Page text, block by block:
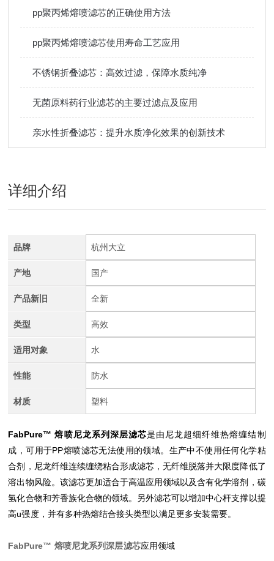
pp聚丙烯熔喷滤芯的正确使用方法
pp聚丙烯熔喷滤芯使用寿命工艺应用
不锈钢折叠滤芯：高效过滤，保障水质纯净
无菌原料药行业滤芯的主要过滤点及应用
亲水性折叠滤芯：提升水质净化效果的创新技术
详细介绍
品牌 杭州大立
产地 国产
产品新旧 全新
类型 高效
适用对象 水
性能 防水
材质 塑料
FabPure™ 熔喷尼龙系列深层滤芯是由尼龙超细纤维热熔缠结制
成，可用于PP熔喷滤芯无法使用的领域。生产中不使用任何化学粘
合剂，尼龙纤维连续缠绕粘合形成滤芯，无纤维脱落并大限度降低了
溶出物风险。该滤芯更加适合于高温应用领域以及含有化学溶剂，碳
氢化合物和芳香族化合物的领域。另外滤芯可以增加中心杆支撑以提
高u强度，并有多种热熔结合接头类型以满足更多安装需要。
FabPure™ 熔喷尼龙系列深层滤芯应用领域